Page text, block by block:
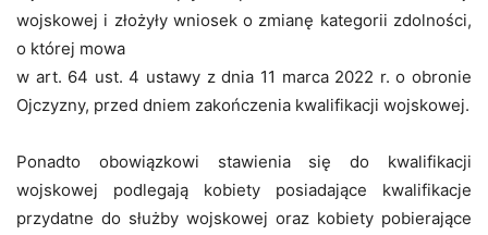
wojskowej i złożyły wniosek o zmianę kategorii zdolności,
o której mowa
w art. 64 ust. 4 ustawy z dnia 11 marca 2022 r. o obronie
Ojczyzny, przed dniem zakończenia kwalifikacji wojskowej.
Ponadto obowiązkowi stawienia się do kwalifikacji
wojskowej podlegają kobiety posiadające kwalifikacje
przydatne do służby wojskowej oraz kobiety pobierające